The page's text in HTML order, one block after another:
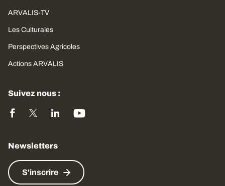
ARVALIS-TV
Les Culturales
Perspectives Agricoles
Actions ARVALIS
Suivez nous :
Newsletters
S'inscrire